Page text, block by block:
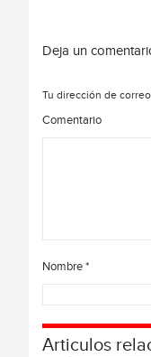
Deja un
Tu dirección de
Comentario
Nombre*
Articulos